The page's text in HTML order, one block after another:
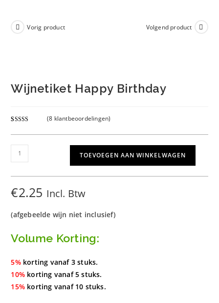
Vorig product Volgend product
Wijnetiket Happy Birthday
gebaseerd
klant
n
(8 klantbeoordelingen)
Wijnetiket
Happy
Birthday
aantal
TOEVOEGEN AAN WINKELWAGEN
€2.25 Incl. Btw
(afgebeelde wijn niet inclusief)
Volume Korting:
5% korting vanaf 3 stuks.
10% korting vanaf 5 stuks.
15% korting vanaf 10 stuks.